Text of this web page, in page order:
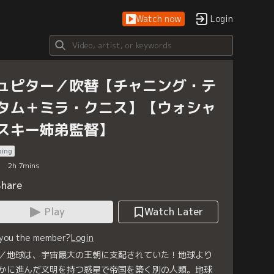
Watch now Login
ピター／吹替【チャニング・テ
ム＋ミラ・クニス】【ウォシャ
キー姉弟監督】
2h 7mins
Play
Watch Later
the member?Login
地球は、宇宙最大の王朝に支配されていた！地球より
に進んだ文明を持つ惑星で帝国を築く別の人類。地球